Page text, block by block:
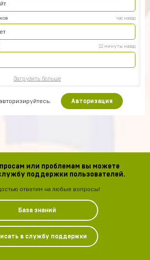
час назад
32 минуты назад
Загрузить больше
Авторизация
или проблемам вы можете
поддержки пользователей.
ответим на любые вопросы!
База знаний
в службу поддержки